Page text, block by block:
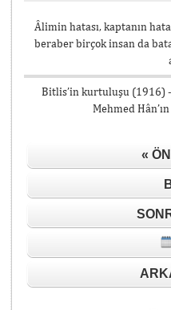
Âlimin hatası, kaptanın
beraber birçok insan da
Bitlis’in kurtuluşu (1916) -
Mehmed
«